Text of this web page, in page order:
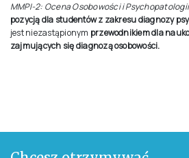
MMPI-2: Ocena Osobowości i
pozycją dla studentów z zakresu diagnozy
jest niezastąpionym przewodnikiem dla
zajmujących się diagnozą osobowości.